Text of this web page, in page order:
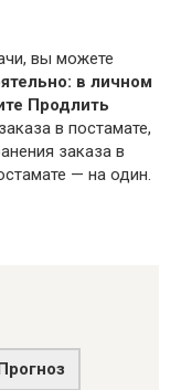
вы можете
в личном
Продлить
в постамате,
заказа в
— на один.